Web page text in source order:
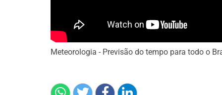
Meteorologia - Previsão do tempo para todo o